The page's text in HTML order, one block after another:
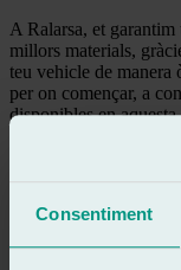
Consentiment
A Ralarsa, et
millors materials,
teu vehicle de manera
per on començar, a
disponibles en